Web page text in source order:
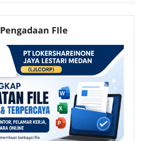
Pengadaan FIle